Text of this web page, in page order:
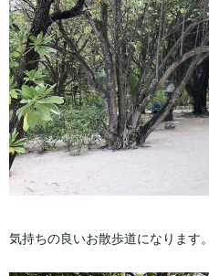
気持ちの良いお散歩道になります。